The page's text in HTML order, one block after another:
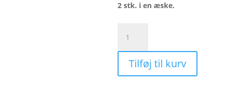
2 stk. i en æske.
Christmas,
sort
2
Tilføj til kurv